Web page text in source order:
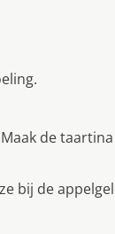
de
bij de